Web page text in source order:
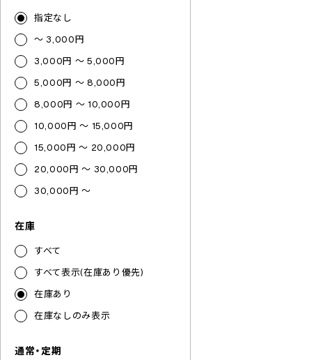
指定なし
～ 3,000円
3,000円 ～ 5,000円
5,000円 ～ 8,000円
8,000円 ～ 10,000円
10,000円 ～ 15,000円
15,000円 ～ 20,000円
20,000円 ～ 30,000円
30,000円 ～
在庫
すべて
すべて表示(在庫あり優先)
在庫あり
在庫なしのみ表示
通常・定期